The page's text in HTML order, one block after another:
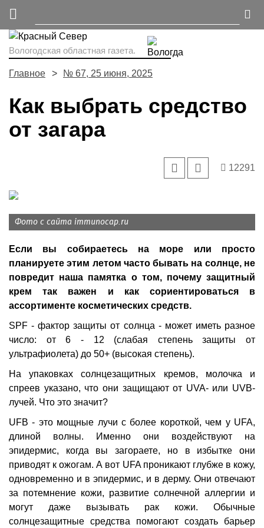
Вологодская областная газета.
Главное № 67, 25 июня, 2025
Как выбрать средство
от загара
12291
Фото с сайта immunocap.ru
Если вы собираетесь на море или просто
планируете этим летом часто бывать на солнце, не
повредит наша памятка о том, почему защитный
крем так важен и как сориентироваться в
ассортименте косметических средств.
SPF - фактор защиты от солнца - может иметь разное
число: от 6 - 12 (слабая степень защиты от
ультрафиолета) до 50+ (высокая степень).
На упаковках солнцезащитных кремов, молочка и
спреев указано, что они защищают от UVA- или UVB-
лучей. Что это значит?
UFB - это мощные лучи с более короткой, чем у UFA,
длиной волны. Именно они воздействуют на
эпидермис, когда вы загораете, но в избытке они
приводят к ожогам. А вот UFA проникают глубже в кожу,
одновременно и в эпидермис, и в дерму. Они отвечают
за потемнение кожи, развитие солнечной аллергии и
могут даже вызывать рак кожи. Обычные
солнцезащитные средства помогают создать барьер